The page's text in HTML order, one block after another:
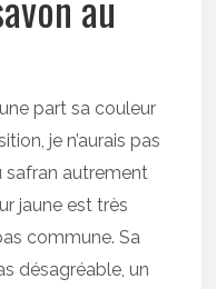
part sa couleur
je n’aurais pas
safran autrement
jaune est très
commune. Sa
désagréable, un